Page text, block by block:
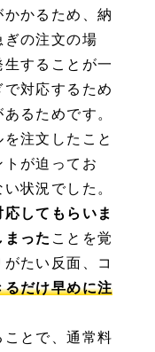
かるため、納
の注文の場
することが一
対応するため
るためです。
注文したこと
が迫ってお
状況でした。
してもらいま
まった ことを覚
たい反面、コ
るだけ早めに注
とで、通常料